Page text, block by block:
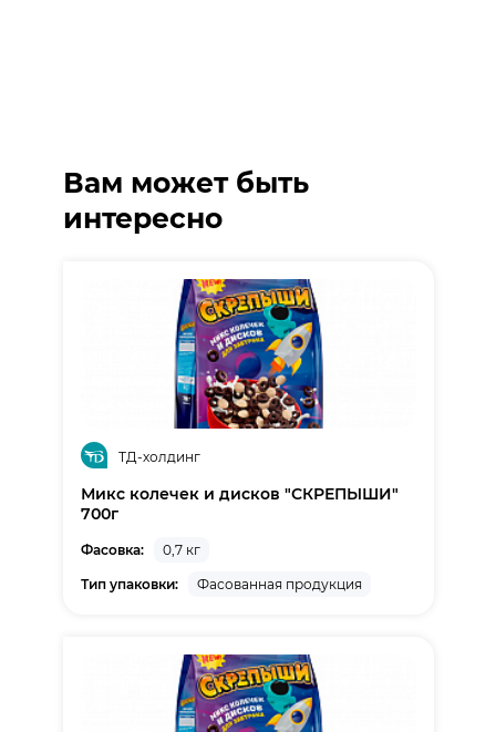
Вам может быть
интересно
ТД-холдинг
Микс колечек и дисков "СКРЕПЫШИ"
700г
Фасовка:
0,7 кг
Тип упаковки:
Фасованная продукция